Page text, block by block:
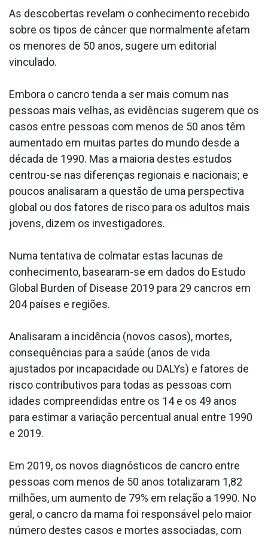
As descobertas revelam o conhecimento recebido
sobre os tipos de câncer que normalmente afetam
os menores de 50 anos, sugere um editorial
vinculado.
Embora o cancro tenda a ser mais comum nas
pessoas mais velhas, as evidências sugerem que os
casos entre pessoas com menos de 50 anos têm
aumentado em muitas partes do mundo desde a
década de 1990. Mas a maioria destes estudos
centrou-se nas diferenças regionais e nacionais; e
poucos analisaram a questão de uma perspectiva
global ou dos fatores de risco para os adultos mais
jovens, dizem os investigadores.
Numa tentativa de colmatar estas lacunas de
conhecimento, basearam-se em dados do Estudo
Global Burden of Disease 2019 para 29 cancros em
204 países e regiões.
Analisaram a incidência (novos casos), mortes,
consequências para a saúde (anos de vida
ajustados por incapacidade ou DALYs) e fatores de
risco contributivos para todas as pessoas com
idades compreendidas entre os 14 e os 49 anos
para estimar a variação percentual anual entre 1990
e 2019.
Em 2019, os novos diagnósticos de cancro entre
pessoas com menos de 50 anos totalizaram 1,82
milhões, um aumento de 79% em relação a 1990. No
geral, o cancro da mama foi responsável pelo maior
número destes casos e mortes associadas, com